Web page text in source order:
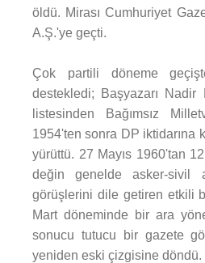
öldü. Mirası Cumhuriyet
A.Ş.'ye geçti.
Çok partili döneme
destekledi; Başyazarı
listesinden Bağımsız
1954'ten sonra DP iktidarına
yürüttü. 27 Mayıs 1960'tan
değin genelde asker-sivil
görüşlerini dile getiren etkili
Mart döneminde bir ara
sonucu tutucu bir gazete
yeniden eski çizgisine döndü.